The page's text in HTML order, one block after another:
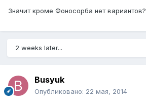
Значит кроме Фоносорба нет вариантов?
2 weeks later...
Busyuk
Опубликовано: 22 мая, 2014